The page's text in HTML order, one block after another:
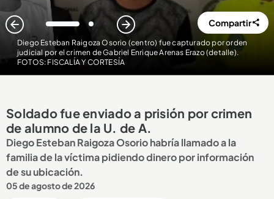
Diego Esteban Raigoza Osorio (centro) fue capturado por orden
judicial por el crimen de Gabriel Enrique Arenas Erazo (detalle).
FOTOS: FISCALÍA Y CORTESÍA
1 2 Compartir
Soldado fue enviado a prisión por crimen
de alumno de la U. de A.
Diego Esteban Raigoza Osorio habría llamado a la
familia de la víctima pidiendo dinero por información
de su ubicación.
05 de agosto de 2026